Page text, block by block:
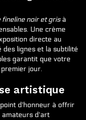
fineline noir et grisà
Une crème
directe au
lignes et la subtilité
garantit que votre
jour.
artistique
point d'honneur à offrir
amateurs d'art